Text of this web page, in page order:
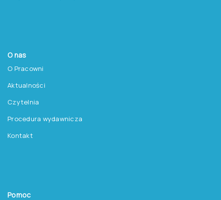
O nas
O Pracowni
Aktualności
Czytelnia
Procedura wydawnicza
Kontakt
Pomoc